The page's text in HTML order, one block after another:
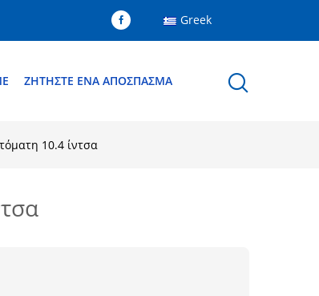
Greek
ΖΗΤΉΣΤΕ ΈΝΑ ΑΠΌΣΠΑΣΜΑ
10.4 ίντσα